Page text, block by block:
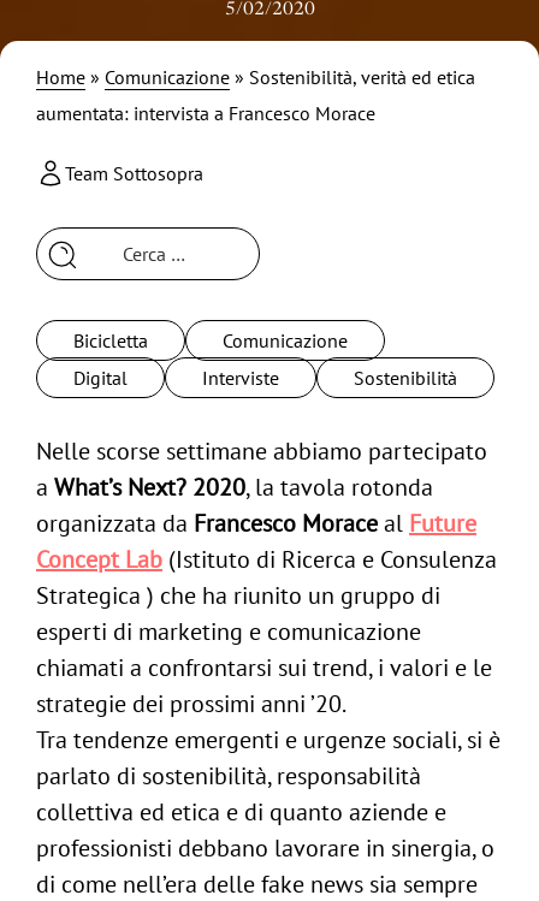
5/02/2020
Home » Comunicazione » Sostenibilità, verità ed etica
aumentata: intervista a Francesco Morace
Team Sottosopra
per:
Bicicletta
Comunicazione
Digital
Interviste Sostenibilità
Nelle scorse settimane abbiamo partecipato
a What’s Next? 2020, la tavola rotonda
organizzata da Francesco Moraceal Future
Concept Lab (Istituto di Ricerca e Consulenza
Strategica ) che ha riunito un gruppo di
esperti di marketing e comunicazione
chiamati a confrontarsi sui trend, i valori e le
strategie dei prossimi anni ’20.
Tra tendenze emergenti e urgenze sociali, si è
parlato di sostenibilità, responsabilità
collettiva ed etica e di quanto aziende e
professionisti debbano lavorare in sinergia, o
di come nell’era delle fake news sia sempre